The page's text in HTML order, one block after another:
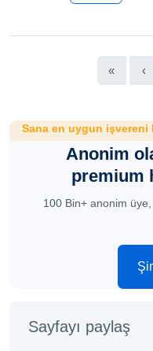
« ‹
Sana en uygun işvereni
Anonim
premium
100 Bin+ anonim
Sayfayı paylaş